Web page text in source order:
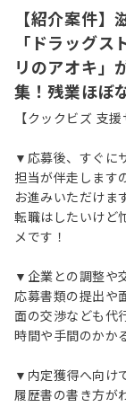
【紹介案件
「ドラッグス
リのアオキ」
集！残業ほぼ
【クックビズ 支
▼応募後、すぐに
担当が伴走します
お進みいただけま
転職はしたいけど
メです！
▼企業との調整や
応募書類の提出や
面の交渉なども代
時間や手間のかか
▼内定獲得へ向け
履歴書の書き方